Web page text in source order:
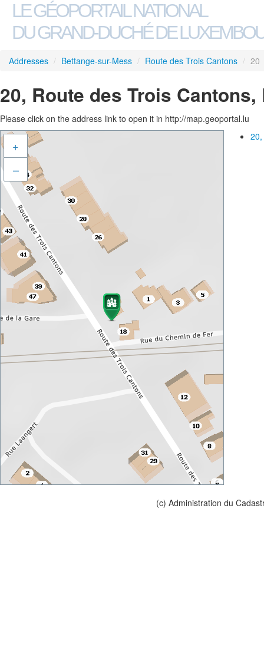
LE GÉOPORTAIL NATIONAL
DU GRAND-DUCHÉ DE
Addresses / Bettange-sur-Mess / Route des Trois Cantons / 20
20, Route des Trois
Please click on the address link to open it in http://map.geoportal.lu
+
–
(c) Administration du